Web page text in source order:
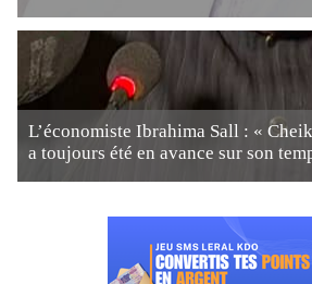
L’économiste Ibrahima Sall : «
a toujours été en avance sur son